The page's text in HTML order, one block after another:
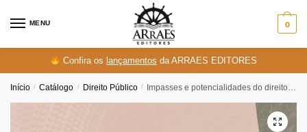
MENU 0
Confira os lançamentos da ARRAES EDITORES
Início / Catálogo / Direito Público / Impasses e potencialidades do direito à participação popular no Brasil